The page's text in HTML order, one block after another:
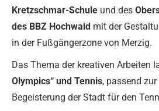
Kretzschmar-Schule und des
des BBZ Hochwald mit der
in der Fußgängerzone von Merzig.
Das Thema der kreativen Arbeiten
Olympics“ und Tennis, passend
Begeisterung der Stadt für den